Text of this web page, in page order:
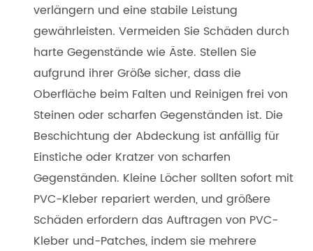
verlängern und eine stabile Leistung
gewährleisten. Vermeiden Sie Schäden durch
harte Gegenstände wie Äste. Stellen Sie
aufgrund ihrer Größe sicher, dass die
Oberfläche beim Falten und Reinigen frei von
Steinen oder scharfen Gegenständen ist. Die
Beschichtung der Abdeckung ist anfällig für
Einstiche oder Kratzer von scharfen
Gegenständen. Kleine Löcher sollten sofort mit
PVC-Kleber repariert werden, und größere
Schäden erfordern das Auftragen von PVC-
Kleber und-Patches, indem sie mehrere